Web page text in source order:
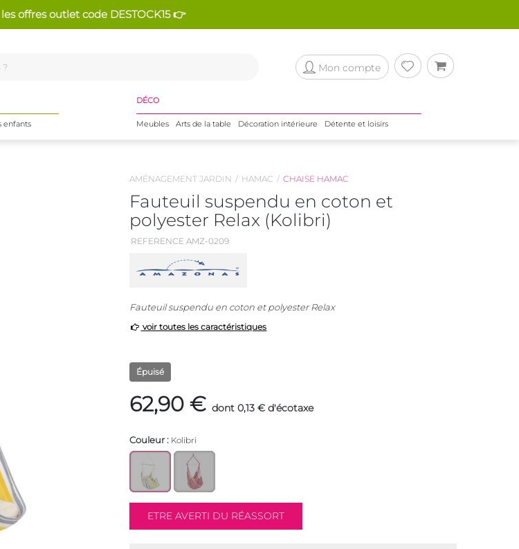
les offres outlet code DESTOCK15 👉
Mon compte
enfants
DÉCO
Meubles Arts de la table Décoration intérieure Détente et loisirs
AMÉNAGEMENT JARDIN HAMAC CHAISE HAMAC
Fauteuil suspendu en coton et
polyester Relax (Kolibri)
REFERENCE AMZ-0209
Fauteuil suspendu en coton et polyester Relax
voir toutes les caractéristiques
Épuisé
62,90 € dont 0,13 € d'écotaxe
Couleur : Kolibri